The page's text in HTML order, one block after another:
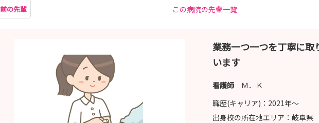
前の先輩 この病院の先輩一覧
業務一つ一つを丁寧に
います
看護師 Ｍ．Ｋ
職歴(キャリア)： 2021年〜
出身校の所在地エリア： 岐阜県